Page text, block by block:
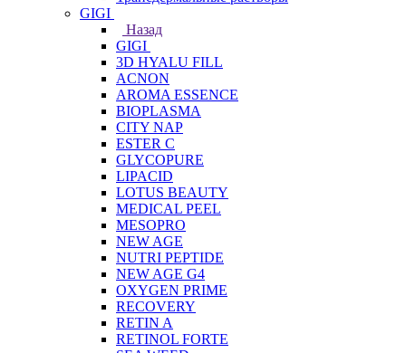
GIGI
Назад
GIGI
3D HYALU FILL
ACNON
AROMA ESSENCE
BIOPLASMA
CITY NAP
ESTER C
GLYCOPURE
LIPACID
LOTUS BEAUTY
MEDICAL PEEL
MESOPRO
NEW AGE
NUTRI PEPTIDE
NEW AGE G4
OXYGEN PRIME
RECOVERY
RETIN A
RETINOL FORTE